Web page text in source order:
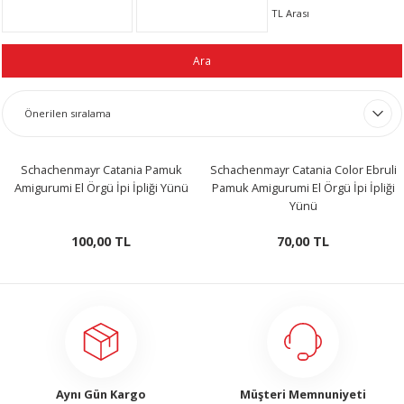
TL Arası
Ara
Schachenmayr Catania Pamuk
Amigurumi El Örgü İpi İpliği Yünü
100,00 TL
Schachenmayr Catania Color Ebruli
Pamuk Amigurumi El Örgü İpi İpliği
Yünü
70,00 TL
Aynı Gün Kargo Müşteri Memnuniyeti